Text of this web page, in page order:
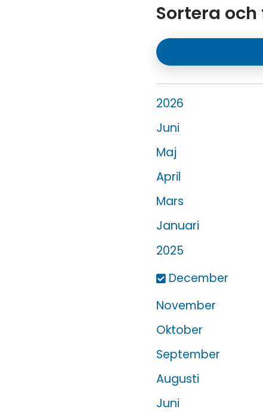
Sortera
År:
2026
Juni
Maj
April
Mars
Januari
År:
2025
December
November
Oktober
September
Augusti
Juni